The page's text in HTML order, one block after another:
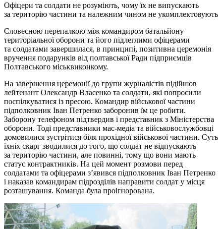
Офіцери та солдати не розуміють, чому їх не випускають
за територію частини та належним чином не укомплектовують
Словесною перепалкою між командиром батальйону
територіальної оборони та його підлеглими офіцерами
та солдатами завершилася, в принципі, позитивна церемонія
вручення подарунків від полтавської Ради підприємців
Полтавського міськвиконкому.
На завершення церемонії до групи журналістів підійшов
лейтенант Олександр Власенко та солдати, які попросили
поспілкуватися із пресою. Командир військової частини
підполковник Іван Петренко заборонив їм це робити.
Заборону телефоном підтвердив і представник з Міністерства
оборони. Тоді представники мас-медіа та військовослужбовці
домовилися зустрітися біля прохідної військової частини. Суть
їхніх скарг зводилися до того, що солдат не відпускають
за територію частини, але повинні, тому що вони мають
статус контрактників. На цей момент розмови перед
солдатами та офіцерами з’явився підполковник Іван Петренко
і наказав командирам підрозділів направити солдат у місця
розташування. Команда була проігнорована.